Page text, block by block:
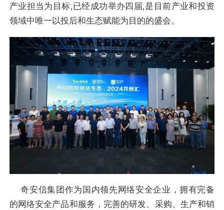
产业担当为目标,已经成功举办四届,是目前产业和投资
领域中唯一以投后和生态赋能为目的的盛会。
奇安信集团作为国内领先网络安全企业，拥有完备
的网络安全产品和服务，完善的研发、采购、生产和销